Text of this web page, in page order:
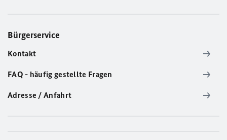
Bürgerservice
Kontakt
FAQ - häufig gestellte Fragen
Adresse / Anfahrt